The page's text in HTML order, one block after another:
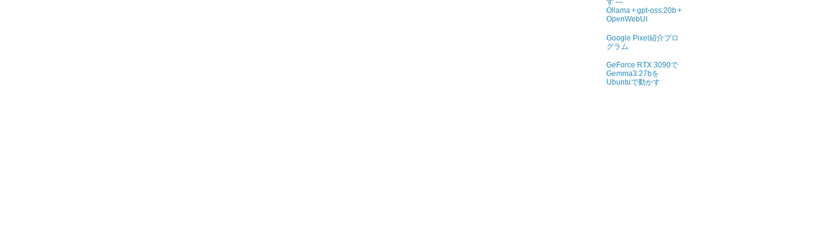
す ―
Ollama + gpt‑oss:20b +
OpenWebUI
Google Pixel紹介プロ
グラム
GeForce RTX 3090で
Gemma3:27bを
Ubuntuで動かす